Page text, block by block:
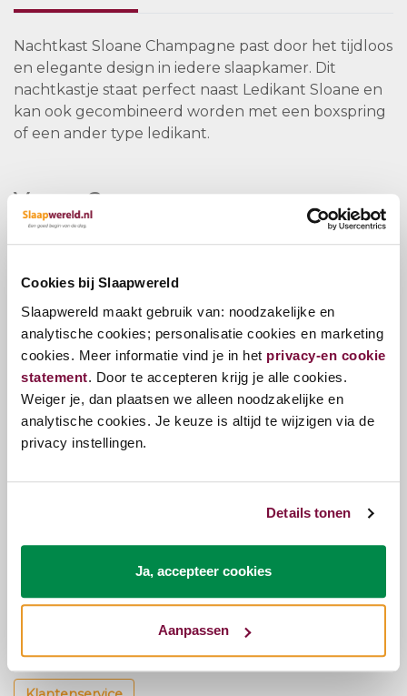
Cookies bij Slaapwereld
Slaapwereld maakt gebruik van: noodzakelijke en
analytische cookies; personalisatie cookies en marketing
cookies. Meer informatie vind je in het privacy-en cookie
statement. Door te accepteren krijg je alle cookies.
Weiger je, dan plaatsen we alleen noodzakelijke en
analytische cookies. Je keuze is altijd te wijzigen via de
privacy instellingen.
Details tonen
Ja, accepteer cookies
Aanpassen
Nachtkast Sloane Champagne past door het tijdloos
en elegante design in iedere slaapkamer. Dit
nachtkastje staat perfect naast Ledikant Sloane en
kan ook gecombineerd worden met een boxspring
of een ander type ledikant.
Vragen?
Bel ons E-mail
Zojuist bekeken
€149,00
Kunnen we je helpen?
Onze klantenservice staat voor je klaar.